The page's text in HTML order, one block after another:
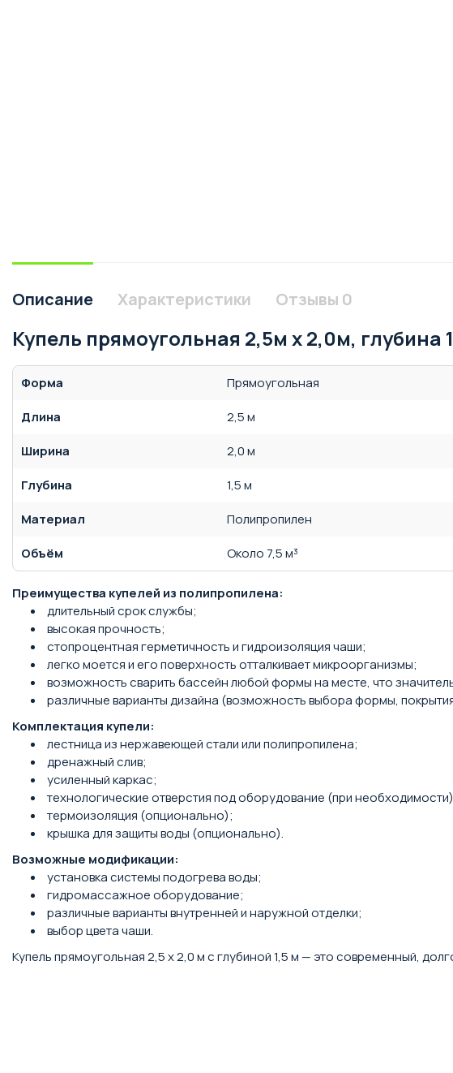
Описание Характеристики Отзывы 0
Купель прямоугольная 2,5м х 2,0м, глубина
Форма
Прямоугольная
Длина
2,5 м
Ширина
2,0 м
Глубина
1,5 м
Материал
Полипропилен
Объём
Около 7,5 м³
Преимущества купелей из полипропилена:
длительный срок службы;
высокая прочность;
стопроцентная герметичность и гидроизоляция чаши;
легко моется и его поверхность отталкивает микроорганизмы;
возможность сварить бассейн любой формы на месте, что
различные варианты дизайна (возможность выбора формы,
Комплектация купели:
лестница из нержавеющей стали или полипропилена;
дренажный слив;
усиленный каркас;
технологические отверстия под оборудование (при
термоизоляция (опционально);
крышка для защиты воды (опционально).
Возможные модификации:
установка системы подогрева воды;
гидромассажное оборудование;
различные варианты внутренней и наружной отделки;
выбор цвета чаши.
Купель прямоугольная 2,5 х 2,0 м с глубиной 1,5 м — это современный,